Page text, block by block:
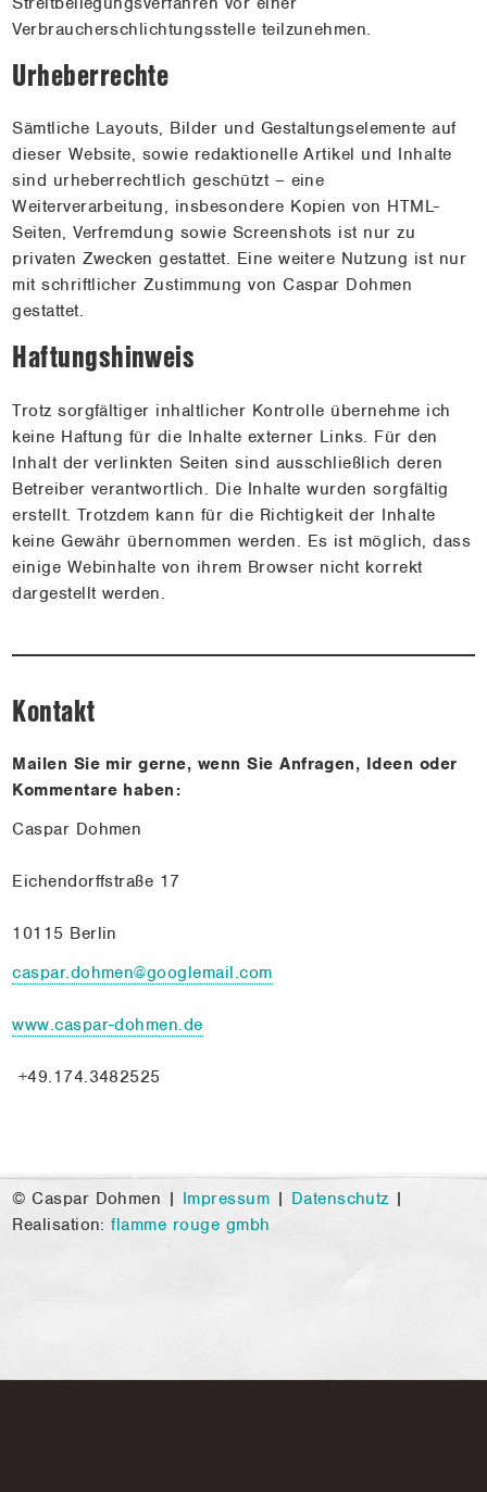
Verbraucherschlichtungsstelle teilzunehmen.
Urheberrechte
Sämtliche Layouts, Bilder und Gestaltungselemente auf
dieser Website, sowie redaktionelle Artikel und Inhalte
sind urheberrechtlich geschützt – eine
Weiterverarbeitung, insbesondere Kopien von HTML-
Seiten, Verfremdung sowie Screenshots ist nur zu
privaten Zwecken gestattet. Eine weitere Nutzung ist nur
mit schriftlicher Zustimmung von Caspar Dohmen
gestattet.
Haftungshinweis
Trotz sorgfältiger inhaltlicher Kontrolle übernehme ich
keine Haftung für die Inhalte externer Links. Für den
Inhalt der verlinkten Seiten sind ausschließlich deren
Betreiber verantwortlich. Die Inhalte wurden sorgfältig
erstellt. Trotzdem kann für die Richtigkeit der Inhalte
keine Gewähr übernommen werden. Es ist möglich, dass
einige Webinhalte von ihrem Browser nicht korrekt
dargestellt werden.
Kontakt
Mailen Sie mir gerne, wenn Sie Anfragen, Ideen oder
Kommentare haben:
Caspar Dohmen
Eichendorffstraße 17
10115 Berlin
caspar.dohmen@googlemail.com
www.caspar-dohmen.de
+49.174.3482525
© Caspar Dohmen | Impressum | Datenschutz |
Realisation:flamme rouge gmbh